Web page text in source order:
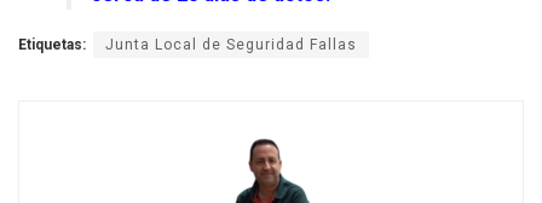
Etiquetas: Junta Local de Seguridad Fallas